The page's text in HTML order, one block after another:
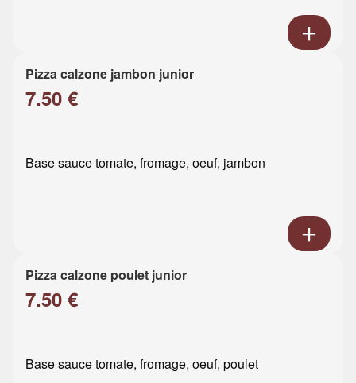
Pizza calzone jambon junior
7.50 €
Base sauce tomate, fromage, oeuf, jambon
Pizza calzone poulet junior
7.50 €
Base sauce tomate, fromage, oeuf, poulet